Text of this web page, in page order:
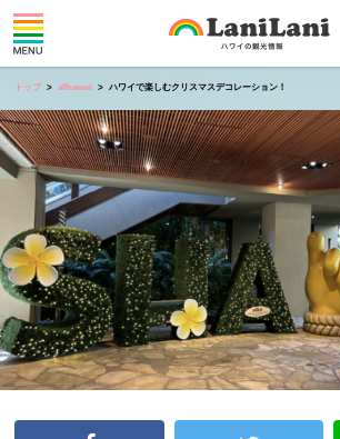
トップ allhawaii ハワイで楽しむクリスマスデコレーション！